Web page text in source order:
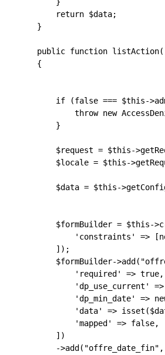
        return $data;
    }
public function
    {
if (false === $this-
throw new
        }
$request = $this-
$locale = $this-
$data = $this-
$formBuilder = $this-
'constraints' =>
        ]);
$formBuilder-
            'required' => true,
'dp_use_current'
'dp_min_date' =>
'data' =>
            'mapped' => false,
        ])
-